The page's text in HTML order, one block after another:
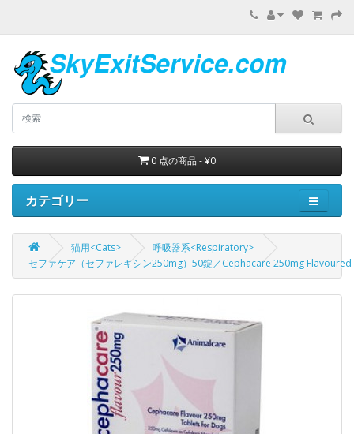
0 点の商品 - ¥0
カテゴリー
猫用<Cats>
呼吸器系<Respiratory>
セファケア（セファレキシン250mg）50錠／Cephacare 250mg